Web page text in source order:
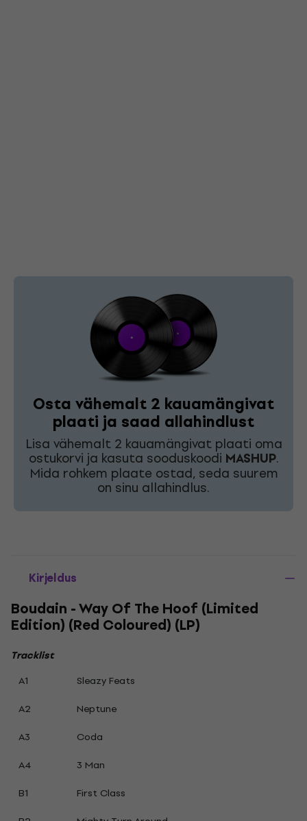
Osta vähemalt 2 kauamängivat
plaati ja saad allahindlust
Lisa vähemalt 2 kauamängivat plaati oma
ostukorvi ja kasuta sooduskoodi MASHUP.
Mida rohkem plaate ostad, seda suurem
on sinu allahindlus.
Kirjeldus
Boudain - Way Of The Hoof (Limited
Edition) (Red Coloured) (LP)
Tracklist
A1
Sleazy Feats
A2
Neptune
A3
Coda
A4
3 Man
B1
First Class